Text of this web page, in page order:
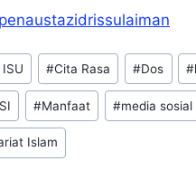
ISU #Cita Rasa #Dos #
#Manfaat #media sosial
Islam